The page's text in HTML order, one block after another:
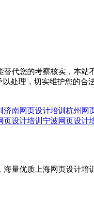
代您的考察核实，本站
处理，切实维护您的合
济南网页设计培训 杭州网
页设计培训 宁波网页设计
量优质上海网页设计培